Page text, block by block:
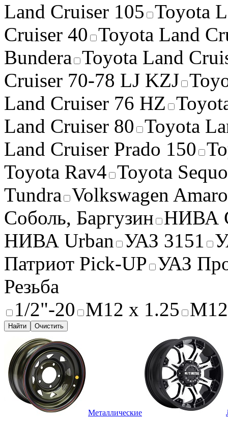
Land Cruiser 105 Toyota
Cruiser 40 Toyota Land
Bundera Toyota Land
Cruiser 70-78 LJ KZJ
Land Cruiser 76 HZ
Land Cruiser 80 Toyota
Land Cruiser Prado 150
Toyota Rav4 Toyota
Tundra Volkswagen
Соболь, Баргузин НИВА
НИВА Urban УАЗ 3151
Патриот Pick-UP УАЗ
Резьба
1/2"-20 M12 x 1.25
Найти Очистить
Металлические